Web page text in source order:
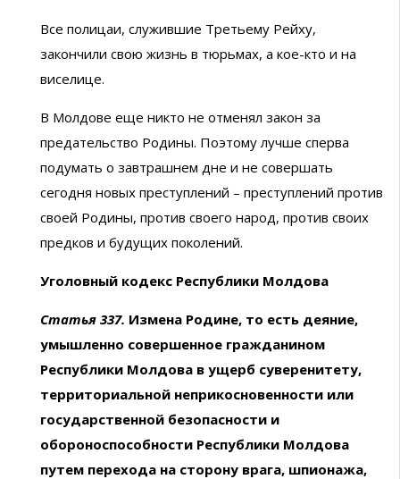
Все полицаи, служившие Третьему Рейху,
закончили свою жизнь в тюрьмах, а кое-кто и на
виселице.
В Молдове еще никто не отменял закон за
предательство Родины. Поэтому лучше сперва
подумать о завтрашнем дне и не совершать
сегодня новых преступлений – преступлений против
своей Родины, против своего народ, против своих
предков и будущих поколений.
Уголовный кодекс Республики Молдова
Статья 337. Измена Родине, то есть деяние,
умышленно совершенное гражданином
Республики Молдова в ущерб суверенитету,
территориальной неприкосновенности или
государственной безопасности и
обороноспособности Республики Молдова
путем перехода на сторону врага, шпионажа,